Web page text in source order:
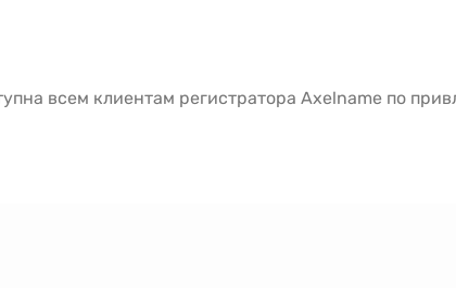
всем клиентам регистратора Axelname по